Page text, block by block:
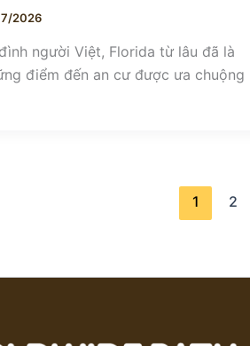
2026
người Việt, Florida từ lâu đã là
điểm đến an cư được ưa chuộng
1 2